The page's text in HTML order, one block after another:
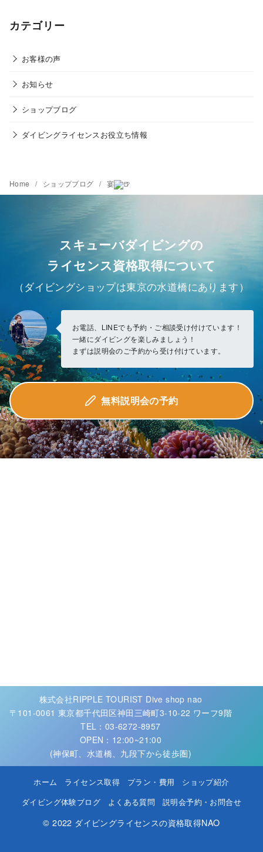
カテゴリー
お客様の声
お知らせ
ショップブログ
ダイビングライセンスお役立ち情報
Home ショップブログ 宴
スキューバダイビングの
ライセンス資格取得について
（ダイビングショップは東京の水道橋にあります）
白鳥
お電話、LINEでも予約・ご相談受け付けています！
一緒にダイビングを楽しみましょう！
まずは説明会のご予約から受け付けています。
無料説明会の予約
株式会社RIPPLE TOURIST Dive shop nao
〒101-0061 東京都千代田区神田三崎町3-10-22 ワーフ9階
TEL：03-6272-8957
OPEN：12:00~21:00
(神保町、水道橋、九段下から徒歩圏)
ホーム ライセンス取得 プラン・費用
ショップ紹介
ダイビング体験ブログ
よくある質問 説明会予約・お問合せ
© 2022 ダイビングライセンスの資格取得NAO